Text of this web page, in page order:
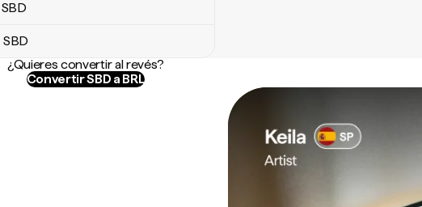
SBD
SBD
¿Quieres convertir al revés?
Convertir SBD a BRL